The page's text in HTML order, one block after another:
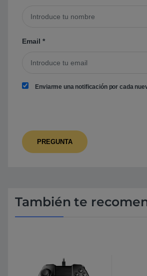
Email *
Enviarme una notificación por cada
También te